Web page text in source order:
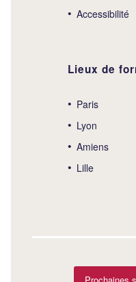
Accessibilité
Lieux de
Paris
Lyon
Amiens
Lille